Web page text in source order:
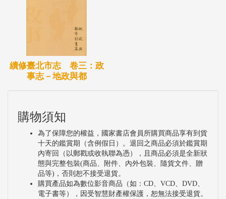
續修臺北市志 卷三：政
事志－地政與都
購物須知
為了保障您的權益，國家書店會員所購買商品享有到貨
十天的鑑賞期（含例假日）。退回之商品必須於鑑賞期
內寄回（以郵戳或收執聯為憑），且商品必須是全新狀
態與完整包裝(商品、附件、內外包裝、隨貨文件、贈
品等)，否則恕不接受退貨。
購買產品如為數位影音商品（如：CD、VCD、DVD、
電子書等），因受智慧財產權保護，恕無法接受退貨。